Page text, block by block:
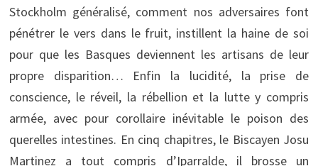
Stockholm généralisé, comment nos adversaires font
pénétrer le vers dans le fruit, instillent la haine de soi
pour que les Basques deviennent les artisans de leur
propre disparition… Enfin la lucidité, la prise de
conscience, le réveil, la rébellion et la lutte y compris
armée, avec pour corollaire inévitable le poison des
querelles intestines. En cinq chapitres, le Biscayen Josu
Martinez a tout compris d’Iparralde, il brosse un